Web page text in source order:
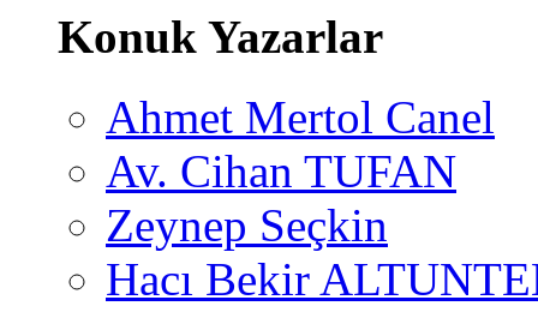
Konuk Yazarlar
Ahmet Mertol Canel
Av. Cihan TUFAN
Zeynep Seçkin
Hacı Bekir